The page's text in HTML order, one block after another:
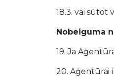
18.3. vai sūtot
Nobeiguma
19. Ja
20. Aģentūrai